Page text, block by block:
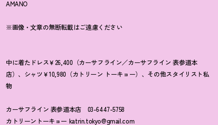
AMANO
※画像・文章の無断転載はご遠慮ください
中に着たドレス￥26,400（カーサフライン／カーサフライン 表参道本
店）、シャツ￥10,980（カトリーン トーキョー）、その他スタイリスト私
物
カーサフライン 表参道本店 03-6447-5758
カトリーントーキョー katrin.tokyo@gmail.com